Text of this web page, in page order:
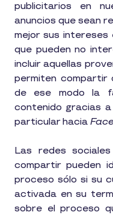
publicitarios en
anuncios que sean
mejor sus intereses
que pueden no
incluir aquellas
permiten compartir
de ese modo la
contenido gracias
particular hacia
Las redes
compartir pueden
proceso sólo si su
activada en su
sobre el proceso